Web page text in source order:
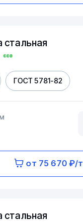
ГОСТ 5781-82
от 75 670 ₽/т
стальная